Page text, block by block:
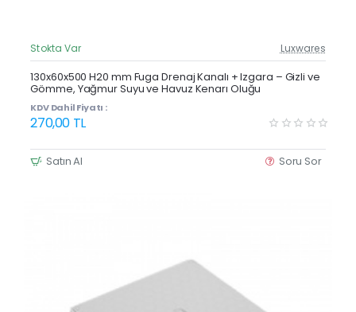
Güncel Fiyat
Yeni Ürün
Stokta Var Luxwares
130x60x500 H20 mm Fuga Drenaj Kanalı + Izgara – Gizli ve
Gömme, Yağmur Suyu ve Havuz Kenarı Oluğu
KDV Dahil Fiyatı :
270,00 TL
Satın Al Soru Sor